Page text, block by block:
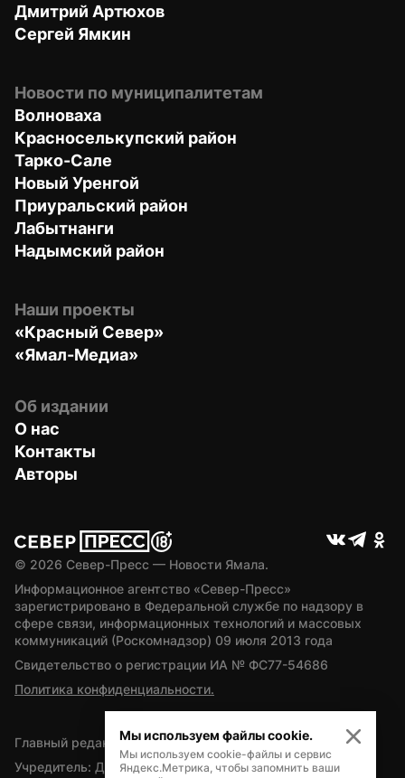
Дмитрий Артюхов
Сергей Ямкин
Новости по муниципалитетам
Волноваха
Красноселькупский район
Тарко-Сале
Новый Уренгой
Приуральский район
Лабытнанги
Надымский район
Наши проекты
«Красный Север»
«Ямал-Медиа»
Об издании
О нас
Контакты
Авторы
© 2026 Север-Пресс — Новости Ямала.
Информационное агентство «Север-Пресс»
зарегистрировано в Федеральной службе по надзору в
сфере связи, информационных технологий и массовых
коммуникаций (Роскомнадзор) 09 июля 2013 года
Свидетельство о регистрации ИА № ФС77-54686
Политика конфиденциальности.
Главный редактор — А.Л. Поздеев
Учредитель: Департамент внутренней политики Ямало-
Мы используем файлы cookie.
Мы используем cookie-файлы и сервис
Яндекс.Метрика, чтобы запомнить ваши